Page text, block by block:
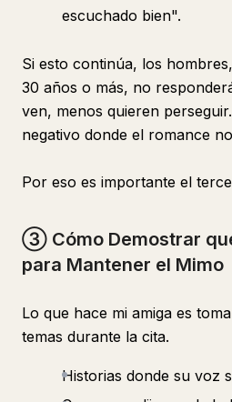
escuchado bien".
Si esto continúa, los
30 años o más, no
ven, menos quieren
negativo donde el romance
Por eso es importante el
③ Cómo Demostrar
para Mantener el Mimo
Lo que hace mi amiga es
temas durante la cita.
Historias donde su voz